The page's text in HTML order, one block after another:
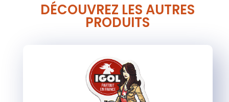
DÉCOUVREZ LES AUTRES
PRODUITS